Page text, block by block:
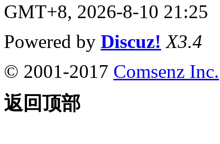
GMT+8, 2026-8-10 21:25
Powered by Discuz! X3.4
© 2001-2017 Comsenz Inc.
返回顶部